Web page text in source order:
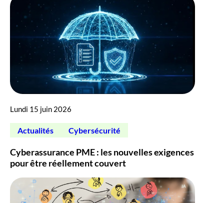
Lundi 15 juin 2026
Actualités Cybersécurité
Cyberassurance PME : les nouvelles exigences
pour être réellement couvert